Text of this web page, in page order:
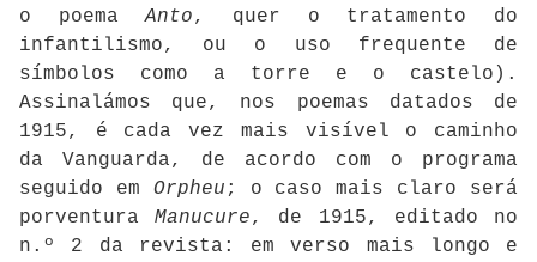
o poemaAnto, quer o tratamento do
infantilismo, ou o uso frequente de
símbolos como a torre e o castelo).
Assinalámos que, nos poemas datados de
1915, é cada vez mais visível o caminho
da Vanguarda, de acordo com o programa
seguido em Orpheu ; o caso mais claro será
porventuraManucure, de 1915, editado no
n.º 2 da revista: em verso mais longo e